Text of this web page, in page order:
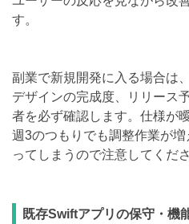
す。
副業で新規開発に入る場合は
デザインの完成度、リリース
者を必ず確認します。仕様が
週3のつもりでも調整作業が
ってしまうので注意してくださ
既存Swiftアプリの保守・機